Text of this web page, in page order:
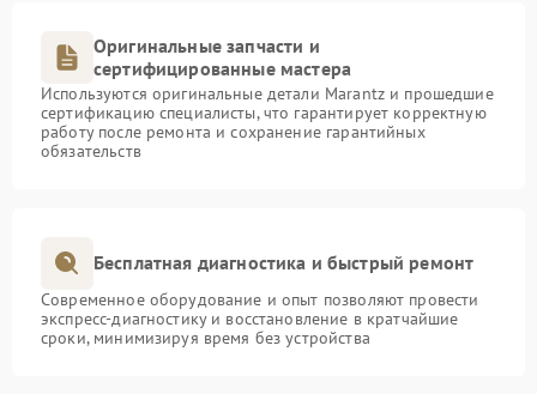
Оригинальные запчасти и
сертифицированные мастера
Используются оригинальные детали Marantz и прошедшие
сертификацию специалисты, что гарантирует корректную
работу после ремонта и сохранение гарантийных
обязательств
Бесплатная диагностика и быстрый ремонт
Современное оборудование и опыт позволяют провести
экспресс-диагностику и восстановление в кратчайшие
сроки, минимизируя время без устройства